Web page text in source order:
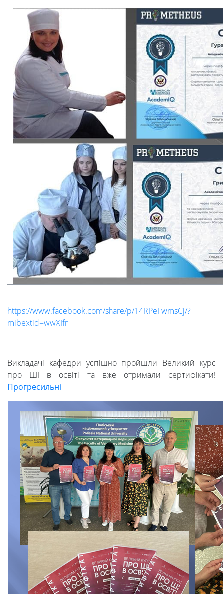
https://www.facebook.com/share/p/14RPeFwmsCj/?
mibextid=wwXIfr
Викладачі кафедри успішно пройшли Великий курс
про ШІ в освіті та вже отримали сертифікати!
Прогресильні